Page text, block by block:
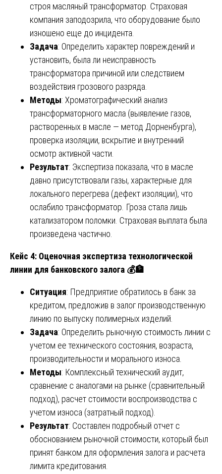
строя масляный трансформатор. Страховая
компания заподозрила, что оборудование было
изношено еще до инцидента.
Задача: Определить характер повреждений и
установить, была ли неисправность
трансформатора причиной или следствием
воздействия грозового разряда.
Методы: Хроматографический анализ
трансформаторного масла (выявление газов,
растворенных в масле — метод Дорненбурга),
проверка изоляции, вскрытие и внутренний
осмотр активной части.
Результат: Экспертиза показала, что в масле
давно присутствовали газы, характерные для
локального перегрева (дефект изоляции), что
ослабило трансформатор. Гроза стала лишь
катализатором поломки. Страховая выплата была
произведена частично.
Кейс 4: Оценочная экспертиза технологической
линии для банковского залога 💰🏦
Ситуация: Предприятие обратилось в банк за
кредитом, предложив в залог производственную
линию по выпуску полимерных изделий.
Задача: Определить рыночную стоимость линии с
учетом ее технического состояния, возраста,
производительности и морального износа.
Методы: Комплексный технический аудит,
сравнение с аналогами на рынке (сравнительный
подход), расчет стоимости воспроизводства с
учетом износа (затратный подход).
Результат: Составлен подробный отчет с
обоснованием рыночной стоимости, который был
принят банком для оформления залога и расчета
лимита кредитования.